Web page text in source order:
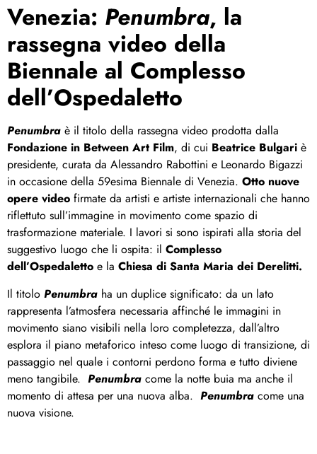
Venezia: Penumbra, la
rassegna video della
Biennale al Complesso
dell’Ospedaletto
Penumbra è il titolo della rassegna video prodotta dalla
Fondazione in Between Art Film, di cui Beatrice Bulgari è
presidente, curata da Alessandro Rabottini e Leonardo Bigazzi
in occasione della 59esima Biennale di Venezia. Otto nuove
opere video firmate da artisti e artiste internazionali che hanno
riflettuto sull’immagine in movimento come spazio di
trasformazione materiale. I lavori si sono ispirati alla storia del
suggestivo luogo che li ospita: il Complesso
dell’Ospedaletto e la Chiesa di Santa Maria dei Derelitti.
Il titolo Penumbra ha un duplice significato: da un lato
rappresenta l’atmosfera necessaria affinché le immagini in
movimento siano visibili nella loro completezza, dall’altro
esplora il piano metaforico inteso come luogo di transizione, di
passaggio nel quale i contorni perdono forma e tutto diviene
meno tangibile. Penumbra come la notte buia ma anche il
momento di attesa per una nuova alba. Penumbra come una
nuova visione.